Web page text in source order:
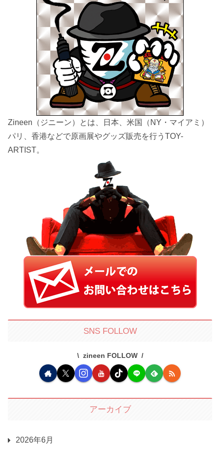
Zineen（ジニーン）とは、日本、米国（NY・マイアミ）
パリ、香港などで原画展やグッズ販売を行うTOY-
ARTIST。
SNS FOLLOW
zineen FOLLOW
アーカイブ
2026年6月